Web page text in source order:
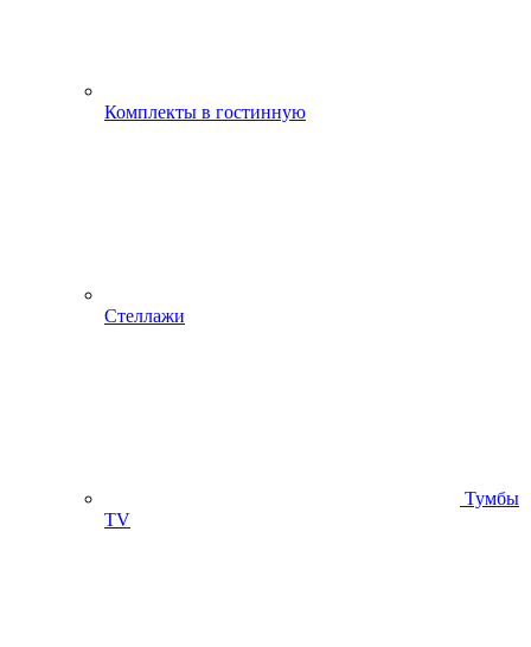
Комплекты в гостинную
Стеллажи
Тумбы
ТV